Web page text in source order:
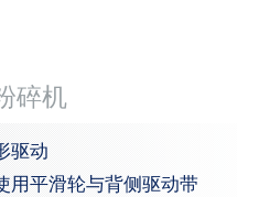
碎机
驱动
用平滑轮与背侧驱动带